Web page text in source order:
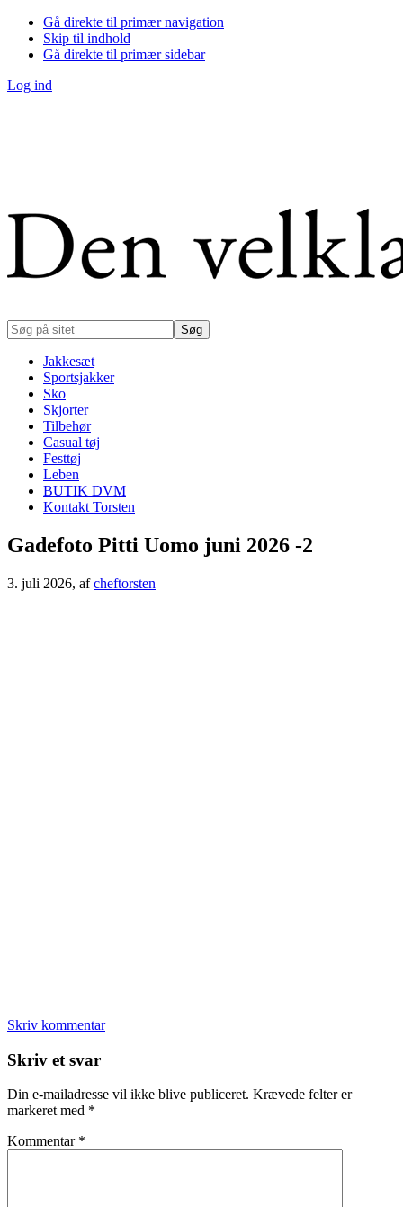
Gå direkte til primær navigation
Skip til indhold
Gå direkte til primær sidebar
Log ind
Søg
på
Jakkesæt
Sportsjakker
Sko
Skjorter
Tilbehør
Casual tøj
Festtøj
Leben
BUTIK DVM
Kontakt Torsten
Gadefoto Pitti Uomo juni 2026 -2
3. juli 2026, afcheftorsten
Skriv kommentar
Læserinteraktioner
Skriv et svar
Din e-mailadresse vil ikke blive publiceret. Krævede felter er
markeret med *
Kommentar *